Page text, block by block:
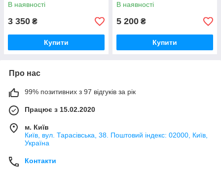
В наявності
3 350 ₴
Купити
В наявності
5 200 ₴
Купити
Про нас
99% позитивних з 97 відгуків за рік
Працює з 15.02.2020
м. Київ
Київ, вул. Тарасівська, 38. Поштовий індекс: 02000, Київ,
Україна
Контакти